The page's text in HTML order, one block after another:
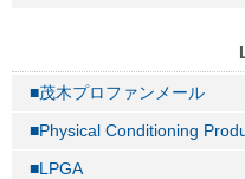
■茂木プロファンメール
■Physical Conditioning
■LPGA